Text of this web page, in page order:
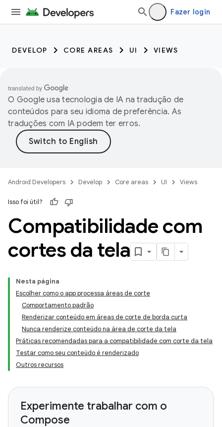
Fazer login
DEVELOP CORE AREAS UI VIEWS
O Google usa tecnologia de IA na tradução de
conteúdos para seu idioma de preferência. As
traduções com IA podem ter erros.
Android Developers Develop Core areas UI Views
Isso foi útil?
Compatibilidade com
cortes da tela
Nesta página
Escolher como o app processa áreas de corte
Comportamento padrão
Renderizar conteúdo em áreas de corte de borda curta
Nunca renderize conteúdo na área de corte da tela
Práticas recomendadas para a compatibilidade com corte da tela
Testar como seu conteúdo é renderizado
Outros recursos
Experimente trabalhar com o
Compose